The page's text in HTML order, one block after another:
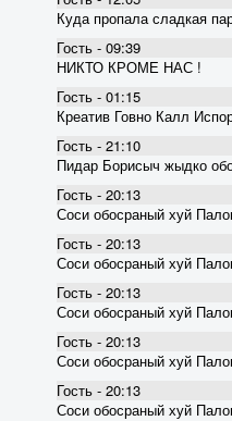
Куда пропала сладкая
Гость - 09:39
НИКТО КРОМЕ НАС !
Гость - 01:15
Креатив Говно Калл
Гость - 21:10
Пидар Борисыч жыдко
Гость - 20:13
Соси обосраный хуй
Гость - 20:13
Соси обосраный хуй
Гость - 20:13
Соси обосраный хуй
Гость - 20:13
Соси обосраный хуй
Гость - 20:13
Соси обосраный хуй